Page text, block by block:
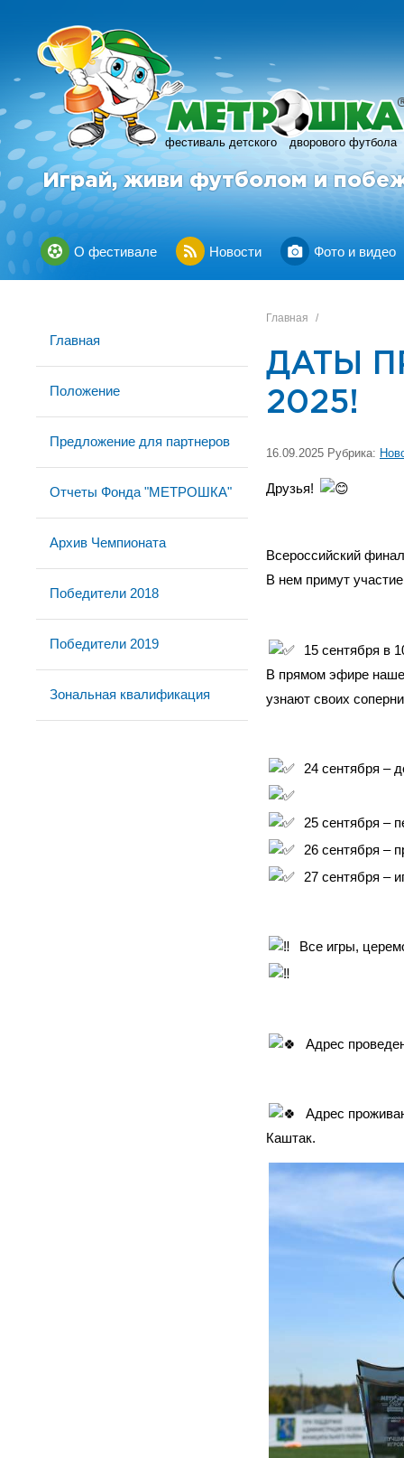
фестиваль детского дворового футбола
R
Играй, живи футболом и
О фестивале Новости Фото и видео
Главная
Положение
Предложение для партнеров
Отчеты Фонда "МЕТРОШКА"
Архив Чемпионата
Победители 2018
Победители 2019
Зональная квалификация
Главная /
ДАТЫ
2025!
16.09.2025 Рубрика:
Друзья!
Всероссийский
В нем примут
15 сентября в
В прямом эфире
узнают своих
24 сентября –
25 сентября –
26 сентября –
27 сентября –
Все игры,
Адрес
Адрес
Каштак.